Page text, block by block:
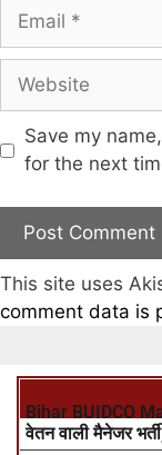
Save my
for the next
This site uses
comment data is
Bihar BUIDCO
वेतन वाली मैनेजर